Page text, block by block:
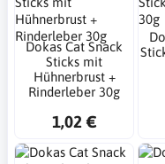
Dokas Cat Snack
Sticks mit
Hühnerbrust +
Rinderleber 30g
1,02 €